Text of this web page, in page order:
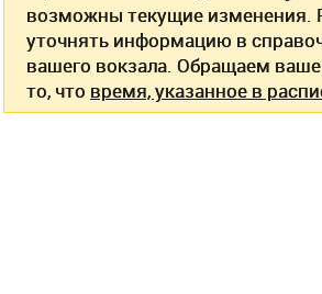
возможны текущие изменения.
уточнять информацию в
вашего вокзала. Обращаем
то, что время, указанное в